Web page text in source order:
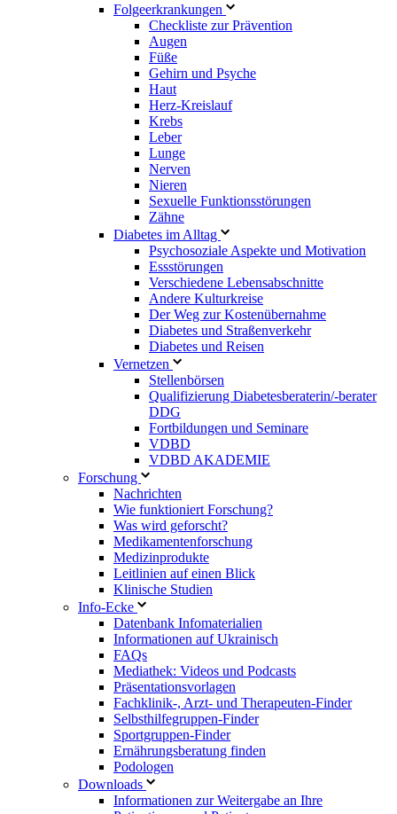
Folgeerkrankungen
Checkliste zur Prävention
Augen
Füße
Gehirn und Psyche
Haut
Herz-Kreislauf
Krebs
Leber
Lunge
Nerven
Nieren
Sexuelle Funktionsstörungen
Zähne
Diabetes im Alltag
Psychosoziale Aspekte und Motivation
Essstörungen
Verschiedene Lebensabschnitte
Andere Kulturkreise
Der Weg zur Kostenübernahme
Diabetes und Straßenverkehr
Diabetes und Reisen
Vernetzen
Stellenbörsen
Qualifizierung Diabetesberaterin/­-berater
DDG
Fortbildungen und Seminare
VDBD
VDBD AKADEMIE
Forschung
Nachrichten
Wie funktioniert Forschung?
Was wird geforscht?
Medikamentenforschung
Medizinprodukte
Leitlinien auf einen Blick
Klinische Studien
Info-Ecke
Datenbank Infomaterialien
Informationen auf Ukrainisch
FAQs
Mediathek: Videos und Podcasts
Präsentationsvorlagen
Fachklinik-, Arzt- und Therapeuten-Finder
Selbsthilfegruppen-Finder
Sportgruppen-Finder
Ernährungsberatung finden
Podologen
Downloads
Informationen zur Weitergabe an Ihre